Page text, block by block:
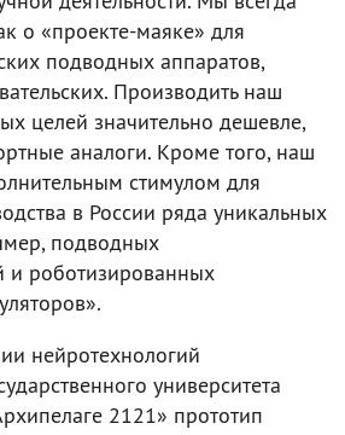
о «проекте-маяке» для
подводных аппаратов,
Производить наш
целей значительно дешевле,
аналоги. Кроме того, наш
стимулом для
в России ряда уникальных
подводных
и роботизированных
нейротехнологий
университета
2121» прототип